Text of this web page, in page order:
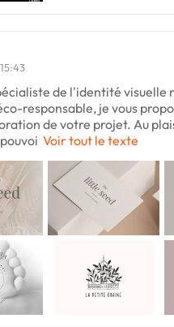
de l'identité visuelle
responsable, je vous
de votre projet. Au
Voir tout le texte